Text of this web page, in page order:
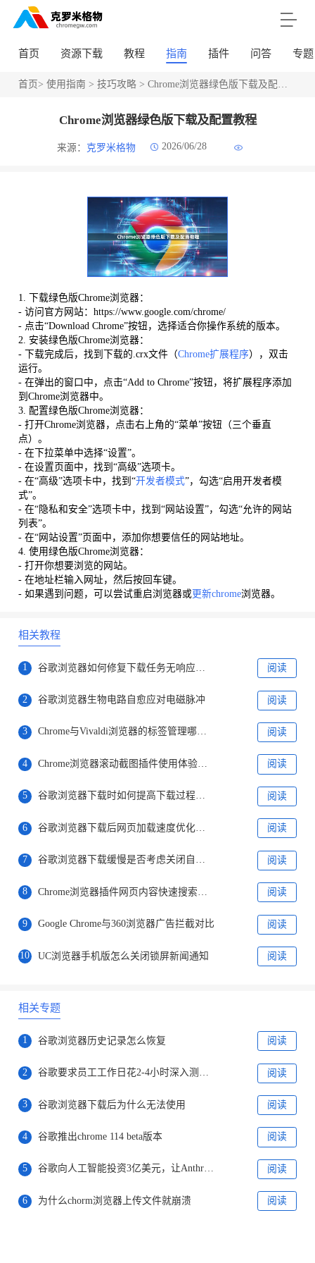
首页 资源下载 教程 指南 插件 问答 专题
首页> 使用指南 > 技巧攻略> Chrome浏览器绿色版下载及配置教程
Chrome浏览器绿色版下载及配置教程
来源： 克罗米格物 2026/06/28
1. 下载绿色版Chrome浏览器：
- 访问官方网站：https://www.google.com/chrome/
- 点击“Download Chrome”按钮，选择适合你操作系统的版本。
2. 安装绿色版Chrome浏览器：
- 下载完成后，找到下载的.crx文件（Chrome扩展程序），双击
运行。
- 在弹出的窗口中，点击“Add to Chrome”按钮，将扩展程序添加
到Chrome浏览器中。
3. 配置绿色版Chrome浏览器：
- 打开Chrome浏览器，点击右上角的“菜单”按钮（三个垂直
点）。
- 在下拉菜单中选择“设置”。
- 在设置页面中，找到“高级”选项卡。
- 在“高级”选项卡中，找到“开发者模式”，勾选“启用开发者模
式”。
- 在“隐私和安全”选项卡中，找到“网站设置”，勾选“允许的网站
列表”。
- 在“网站设置”页面中，添加你想要信任的网站地址。
4. 使用绿色版Chrome浏览器：
- 打开你想要浏览的网站。
- 在地址栏输入网址，然后按回车键。
- 如果遇到问题，可以尝试重启浏览器或 更新chrome浏览器。
相关教程
1 阅读
2 谷歌浏览器生物电路自愈应对电磁脉冲 阅读
3 Chrome与Vivaldi浏览器的标签管理哪个更好 阅读
4 Chrome浏览器滚动截图插件使用体验对比 阅读
5 谷歌浏览器下载时如何提高下载过程中文件的完整性 阅读
6 谷歌浏览器下载后网页加载速度优化技巧 阅读
7 谷歌浏览器下载缓慢是否考虑关闭自动代理设置 阅读
8 阅读
9 Google Chrome与360浏览器广告拦截对比 阅读
10 UC浏览器手机版怎么关闭锁屏新闻通知 阅读
相关专题
1 谷歌浏览器历史记录怎么恢复 阅读
2 谷歌要求员工工作日花2-4小时深入测试Bard 阅读
3 谷歌浏览器下载后为什么无法使用 阅读
4 谷歌推出chrome 114 beta版本 阅读
5 谷歌向人工智能投资3亿美元，让Anthropic继续提升实力 阅读
6 为什么chorm浏览器上传文件就崩溃 阅读